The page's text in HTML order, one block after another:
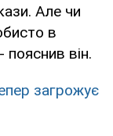
Але чи
в
пояснив він.
загрожує